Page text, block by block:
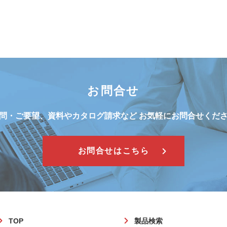
お問合せ
・ご要望、資料やカタログ請求などお気軽にお問合せくだ
お問合せはこちら
TOP 製品検索